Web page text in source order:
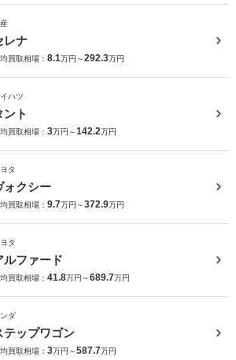
レナ
買取相場： 8.1万円～292.3万円
ハツ
ント
買取相場： 3万円～142.2万円
ヨタ
ォクシー
買取相場： 9.7万円～372.9万円
ヨタ
ルファード
買取相場： 41.8万円～689.7万円
ダ
テップワゴン
買取相場： 3万円～587.7万円